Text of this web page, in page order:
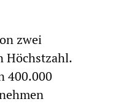
zwei
Höchstzahl.
400.000